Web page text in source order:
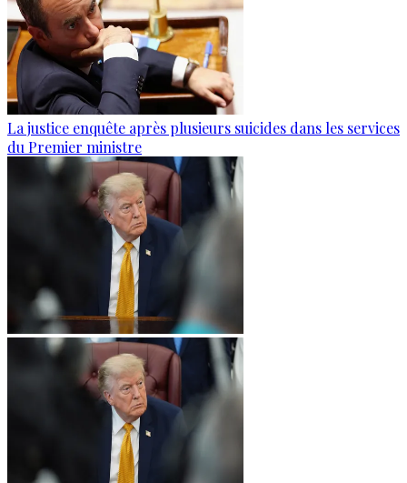
La justice enquête après plusieurs suicides dans les services
du Premier ministre